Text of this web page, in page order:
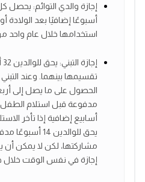
أسبوعًا إضافيًا بعد الولادة
استخدامها خلال عام واحد من
تقسيمها بينهما. وعند
الحصول على ما يصل إلى
مدفوعة قبل استلام الطفل
أسابيع إضافية إذا تأخر
يحق للوالدين 14
مشاركتها، لكن لا يمكن أن
إجازة في نفس الوقت خلال